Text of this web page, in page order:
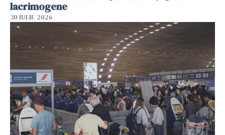
lacrimogene
30 IULIE 2026